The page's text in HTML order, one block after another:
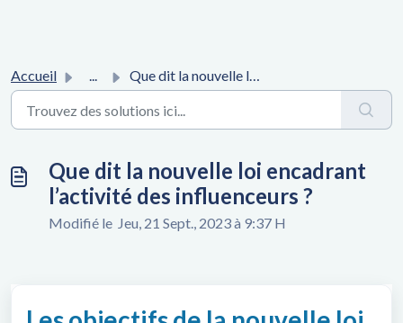
Accueil ... Que dit la nouvelle loi encadrant l’activité des influenc...
Que dit la nouvelle loi encadrant
l’activité des influenceurs ?
Modifié le Jeu, 21 Sept., 2023 à 9:37 H